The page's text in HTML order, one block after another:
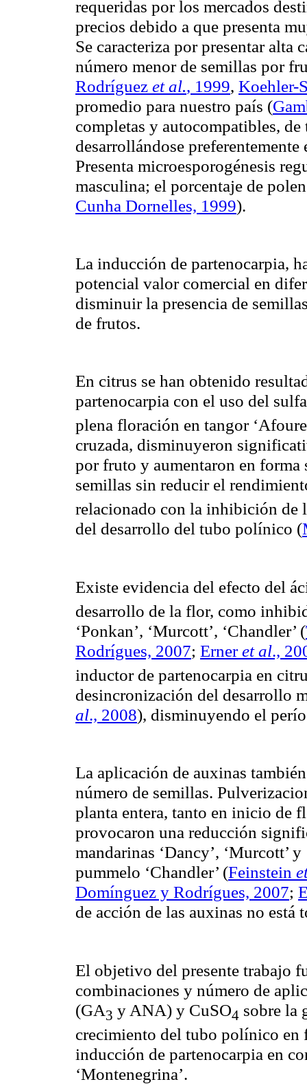
requeridas por los mercados
precios debido a que presenta
Se caracteriza por presentar
número menor de semillas por
Rodríguez et al., 1999, Koehler-
promedio para nuestro país (
completas y autocompatibles,
desarrollándose
Presenta microesporogénesis
masculina; el porcentaje de
Cunha Dornelles, 1999).
La inducción de partenocarpia,
potencial valor comercial en
disminuir la presencia de
de frutos.
En citrus se han obtenido
partenocarpia con el uso del
plena floración en tangor
cruzada, disminuyeron
por fruto y aumentaron en
semillas sin reducir el
relacionado con la inhibición de
del desarrollo del tubo polínico (
Existe evidencia del efecto del
desarrollo de la flor, como
‘Ponkan’, ‘Murcott’, ‘Chandler’ (
Rodrígues, 2007; Erneret al.,
inductor de partenocarpia en
desincronización del desarrollo
al., 2008), disminuyendo el
La aplicación de auxinas
número de semillas.
planta entera, tanto en inicio de
provocaron una reducción
mandarinas ‘Dancy’, ‘Murcott’
pummelo ‘Chandler’ (Feinstein
Domínguez y Rodrígues, 2007;
de acción de las auxinas no
El objetivo del presente trabajo
combinaciones y número de
(GA3 y ANA) y CuSO4 sobre la
crecimiento del tubo polínico en
inducción de partenocarpia en
‘Montenegrina’.